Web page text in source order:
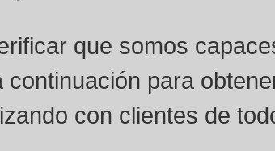
que somos
para
con clientes de